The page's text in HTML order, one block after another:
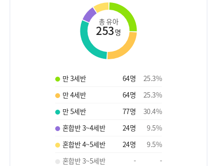
총 유아
253명
만 3세반 64명 25.3%
만 4세반
64명 25.3%
만 5세반
77명 30.4%
혼합반 3~4세반
24명 9.5%
혼합반 4~5세반
24명 9.5%
혼합반 3~5세반
-
-